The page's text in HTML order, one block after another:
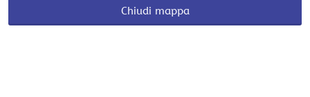
Chiudi mappa